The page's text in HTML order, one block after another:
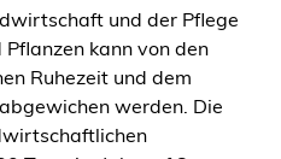
und der Pflege
kann von den
Ruhezeit und dem
werden. Die